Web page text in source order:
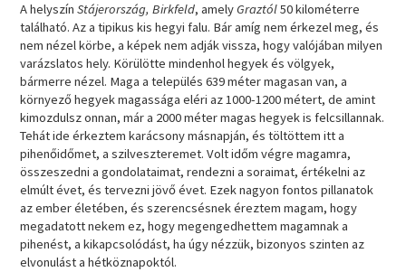
A helyszínStájerország, Birkfeld, amelyGraztól50 kilométerre
található. Az a tipikus kis hegyi falu. Bár amíg nem érkezel meg, és
nem nézel körbe, a képek nem adják vissza, hogy valójában milyen
varázslatos hely. Körülötte mindenhol hegyek és völgyek,
bármerre nézel. Maga a település 639 méter magasan van, a
környező hegyek magassága eléri az 1000-1200 métert, de amint
kimozdulsz onnan, már a 2000 méter magas hegyek is felcsillannak.
Tehát ide érkeztem karácsony másnapján, és töltöttem itt a
pihenőidőmet, a szilveszteremet. Volt időm végre magamra,
összeszedni a gondolataimat, rendezni a soraimat, értékelni az
elmúlt évet, és tervezni jövő évet. Ezek nagyon fontos pillanatok
az ember életében, és szerencsésnek éreztem magam, hogy
megadatott nekem ez, hogy megengedhettem magamnak a
pihenést, a kikapcsolódást, ha úgy nézzük, bizonyos szinten az
elvonulást a hétköznapoktól.